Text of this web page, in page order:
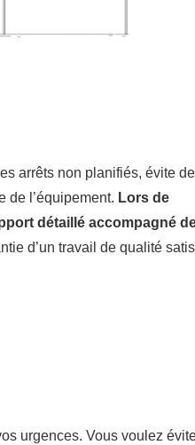
arrêts non planifiés, évite de
de l’équipement. Lors de
détaillé accompagné
d’un travail de qualité
urgences. Vous voulez